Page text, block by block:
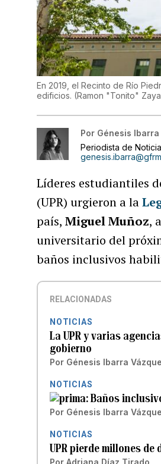
En 2019, el Recinto de Río
edificios. (Ramon "Tonito"
Por Génesis Ibarra
Periodista de
Líderes estudiantiles
(UPR) urgieron a la
país,Miguel Muñoz,
universitario del
baños inclusivos
RELACIONADAS
NOTICIAS
La UPR y varias
gobierno
Por Génesis Ibarra
NOTICIAS
Baños
Por Génesis Ibarra
NOTICIAS
UPR pierde millones